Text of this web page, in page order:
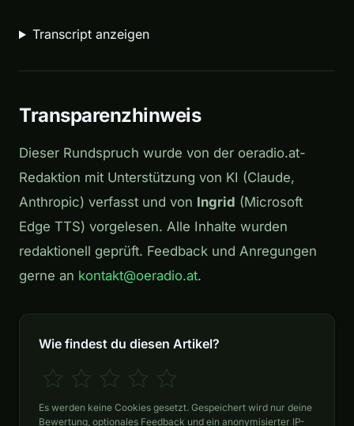
Transcript anzeigen
Transparenzhinweis
Dieser Rundspruch wurde von der oeradio.at-
Redaktion mit Unterstützung von KI (Claude,
Anthropic) verfasst und von Ingrid (Microsoft
Edge TTS) vorgelesen. Alle Inhalte wurden
redaktionell geprüft. Feedback und Anregungen
gerne an kontakt@oeradio.at.
Wie findest du diesen Artikel?
Es werden keine Cookies gesetzt. Gespeichert wird nur deine
Bewertung, optionales Feedback und ein anonymisierter IP-